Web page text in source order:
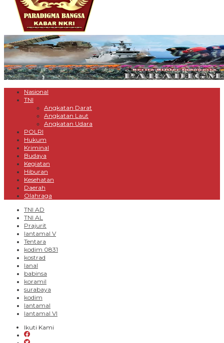
Nasional
TNI
Angkatan Darat
Angkatan Laut
Angkatan Udara
POLRI
Hukum
Kriminal
Budaya
Kegiatan
Hiburan
Kesehatan
Daerah
Olahraga
TNI AD
TNI AL
Prajurit
lantamal V
Tentara
kodim 0831
kostrad
lanal
babinsa
koramil
surabaya
kodim
lantamal
lantamal VI
Ikuti Kami